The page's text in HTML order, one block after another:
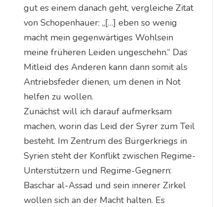
gut es einem danach geht, vergleiche Zitat
von Schopenhauer: „[…] eben so wenig
macht mein gegenwärtiges Wohlsein
meine früheren Leiden ungeschehn.“ Das
Mitleid des Anderen kann dann somit als
Antriebsfeder dienen, um denen in Not
helfen zu wollen.
Zunächst will ich darauf aufmerksam
machen, worin das Leid der Syrer zum Teil
besteht. Im Zentrum des Bürgerkriegs in
Syrien steht der Konflikt zwischen Regime-
Unterstützern und Regime-Gegnern:
Baschar al-Assad und sein innerer Zirkel
wollen sich an der Macht halten. Es